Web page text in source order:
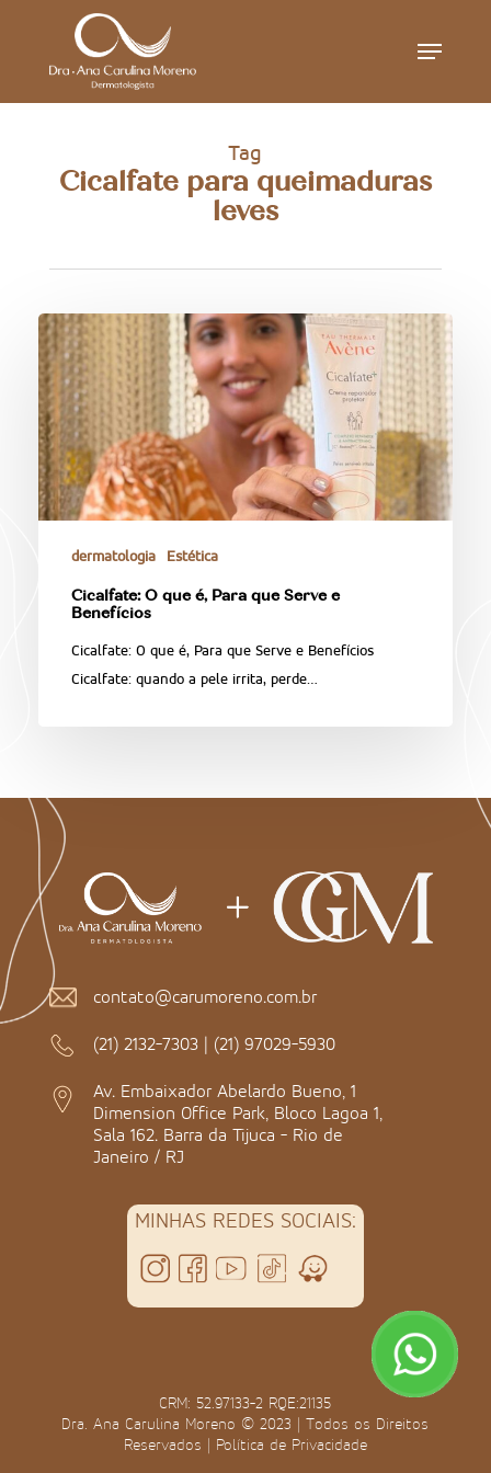
Menu
Tag
Cicalfate para queimaduras
leves
dermatologia Estética
Cicalfate: O que é, Para que Serve e
Benefícios
Cicalfate: O que é, Para que Serve e Benefícios
Cicalfate: quando a pele irrita, perde…
contato@carumoreno.com.br
(21) 2132-7303 | (21) 97029-5930
Av. Embaixador Abelardo Bueno, 1
Dimension Office Park, Bloco Lagoa 1,
Sala 162. Barra da Tijuca - Rio de
Janeiro / RJ
MINHAS REDES SOCIAIS:
CRM: 52.97133-2 RQE:21135
Dra. Ana Carulina Moreno © 2023 | Todos os Direitos
Reservados | Política de Privacidade